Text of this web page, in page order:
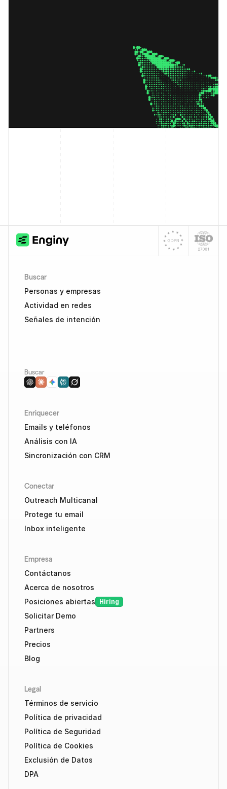
Buscar
Personas y empresas
Actividad en redes
Señales de intención
Buscar
Enriquecer
Emails y teléfonos
Análisis con IA
Sincronización con CRM
Conectar
Outreach Multicanal
Protege tu email
Inbox inteligente
Empresa
Contáctanos
Acerca de nosotros
Posiciones abiertas
Hiring
Solicitar Demo
Partners
Precios
Blog
Legal
Términos de servicio
Política de privacidad
Política de Seguridad
Política de Cookies
Exclusión de Datos
DPA